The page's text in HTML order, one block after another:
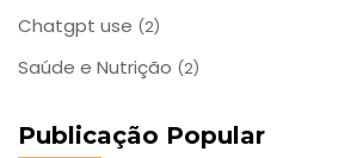
Chatgpt use (2)
Saúde e Nutrição (2)
Publicação Popular